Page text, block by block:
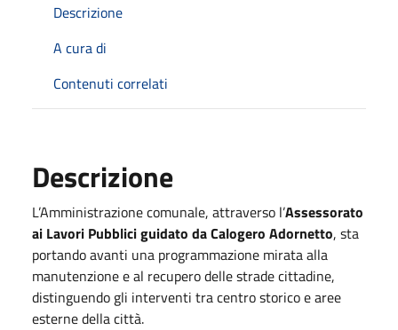
Descrizione
A cura di
Contenuti correlati
Descrizione
L’Amministrazione comunale, attraverso l’Assessorato
ai Lavori Pubblici guidato da Calogero Adornetto, sta
portando avanti una programmazione mirata alla
manutenzione e al recupero delle strade cittadine,
distinguendo gli interventi tra centro storico e aree
esterne della città.